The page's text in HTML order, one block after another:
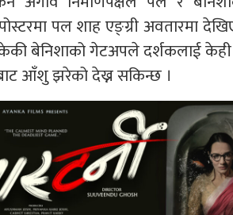
पल शाह एङ्ग्री अवतारमा
बेनिशाको गेटअपले दर्शकलाई
आँशु झरेको देख्न सकिन्छ ।